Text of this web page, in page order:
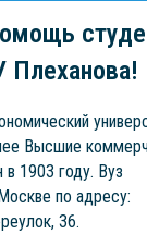
Высшие
в 1903 году. Вуз
по адресу:
36.
Плеханова!